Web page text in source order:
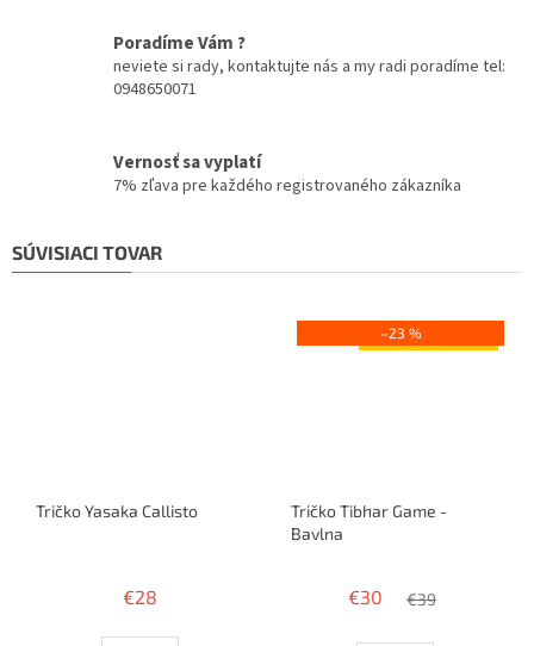
Poradíme Vám ?
neviete si rady, kontaktujte nás a my radi poradíme tel:
0948650071
Vernosť sa vyplatí
7% zľava pre každého registrovaného zákazníka
SÚVISIACI TOVAR
Tričko Yasaka Callisto
€28
Výpredaj
–23 %
Tričko Tibhar Game -
Bavlna
€30 €39